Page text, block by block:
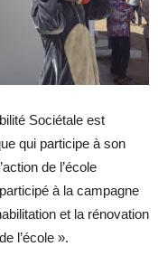
Sociétale est
qui participe à son
de l’école
à la campagne
et la rénovation
l’école ».